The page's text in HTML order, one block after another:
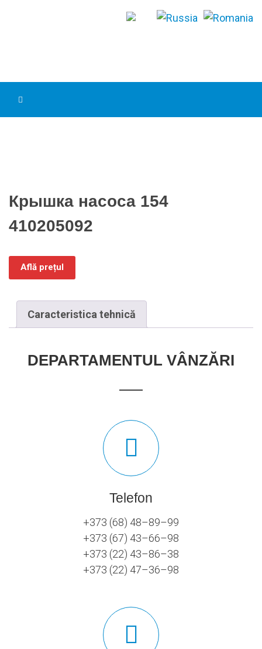
Крышка насоса 154
410205092
Află prețul
Caracteristica tehnică
DEPARTAMENTUL VÂNZĂRI
Telefon
+373 (68) 48–89–99
+373 (67) 43–66–98
+373 (22) 43–86–38
+373 (22) 47–36–98